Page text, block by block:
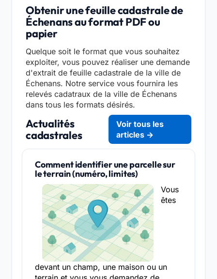
Obtenir une feuille cadastrale de
Échenans au format PDF ou
papier
Quelque soit le format que vous souhaitez
exploiter, vous pouvez réaliser une demande
d'extrait de feuille cadastrale de la ville de
Échenans. Notre service vous fournira les
relevés cadatraux de la ville de Échenans
dans tous les formats désirés.
Actualités
cadastrales
Voir tous les
articles →
Comment identifier une parcelle sur
le terrain (numéro, limites)
Vous
êtes
devant un champ, une maison ou un